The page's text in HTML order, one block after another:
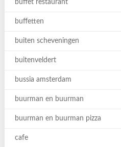
buffet restaurant
buffetten
buiten scheveningen
buitenveldert
bussia amsterdam
buurman en buurman
buurman en buurman pizza
cafe